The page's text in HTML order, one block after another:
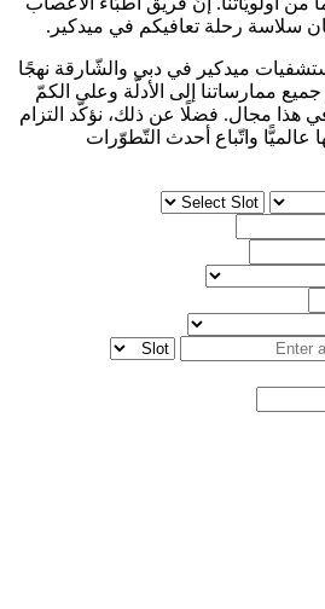
سلاسة رحلة تعافيكم في ميدكير.
ميدكير في دبي والشّارقة نهجًا
ممارساتنا إلى الأدلّة وعلى الكمّ
في هذا مجال. فضلًا عن ذلك، نؤكّد التزام
عالميًّا واتّباع أحدث التّطوّرات